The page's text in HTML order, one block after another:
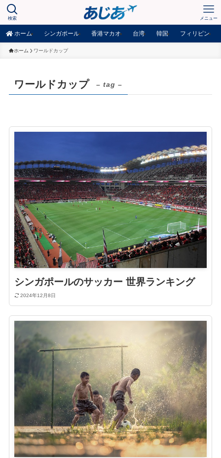
検索 メニュー
ホーム シンガポール 香港マカオ 台湾 韓国 フィリピン
ホーム ワールドカップ
ワールドカップ – tag –
シンガポールのサッカー 世界ランキング
2024年12月8日